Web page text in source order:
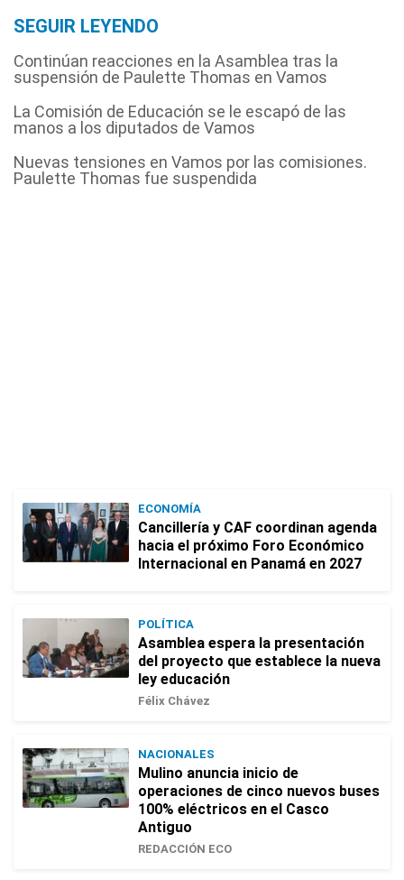
SEGUIR LEYENDO
Continúan reacciones en la Asamblea tras la
suspensión de Paulette Thomas en Vamos
La Comisión de Educación se le escapó de las
manos a los diputados de Vamos
Nuevas tensiones en Vamos por las comisiones.
Paulette Thomas fue suspendida
ECONOMÍA
Cancillería y CAF coordinan agenda
hacia el próximo Foro Económico
Internacional en Panamá en 2027
POLÍTICA
Asamblea espera la presentación
del proyecto que establece la nueva
ley educación
Félix Chávez
NACIONALES
Mulino anuncia inicio de
operaciones de cinco nuevos buses
100% eléctricos en el Casco
Antiguo
REDACCIÓN ECO